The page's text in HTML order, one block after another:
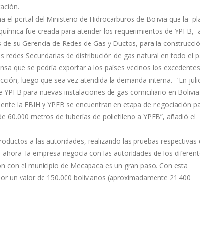
el portal del Ministerio de Hidrocarburos de Bolivia que la
fue creada para atender los requerimientos de YPFB,
de su Gerencia de Redes de Gas y Ductos, para la
redes Secundarias de distribución de gas natural en todo el
que se podría exportar a los países vecinos los
luego que sea vez atendida la demanda interna. "En
para nuevas instalaciones de gas domiciliario en
la EBIH y YPFB se encuentran en etapa de negociación
metros de tuberías de polietileno a YPFB”, añadió el
a las autoridades, realizando las pruebas respectivas
la empresa negocia con las autoridades de los
con el municipio de Mecapaca es un gran paso. Con esta
un valor de 150.000 bolivianos (aproximadamente 21.400